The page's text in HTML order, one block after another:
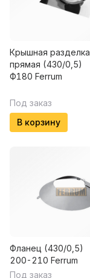
Крышная разделка
прямая (430/0,5)
Ф180 Ferrum
Под заказ
В корзину
Фланец (430/0,5)
200-210 Ferrum
Под заказ